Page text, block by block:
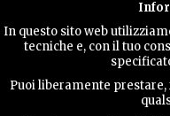
In questo sito web
tecniche e, con il tuo
Puoi liberamente